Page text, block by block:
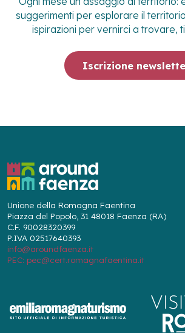
suggerimenti per esplorare il
ispirazioni per vernirci a trovare,
Iscrizione
Unione della Romagna Faentina
Piazza del Popolo, 31 48018 Faenza (RA)
C.F. 90028320399
P.IVA 02517640393
info@aroundfaenza.it
PEC: pec@cert.romagnafaentina.it